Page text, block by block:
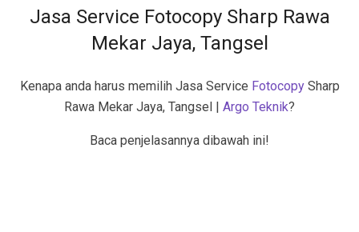
Jasa Service Fotocopy Sharp Rawa
Mekar Jaya, Tangsel
Kenapa anda harus memilih Jasa Service FotocopySharp
Rawa Mekar Jaya, Tangsel | Argo Teknik?
Baca penjelasannya dibawah ini!